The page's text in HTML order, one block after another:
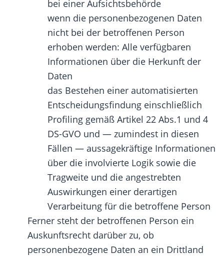
bei einer Aufsichtsbehörde
wenn die personenbezogenen Daten
nicht bei der betroffenen Person
erhoben werden: Alle verfügbaren
Informationen über die Herkunft der
Daten
das Bestehen einer automatisierten
Entscheidungsfindung einschließlich
Profiling gemäß Artikel 22 Abs.1 und 4
DS-GVO und — zumindest in diesen
Fällen — aussagekräftige Informationen
über die involvierte Logik sowie die
Tragweite und die angestrebten
Auswirkungen einer derartigen
Verarbeitung für die betroffene Person
Ferner steht der betroffenen Person ein
Auskunftsrecht darüber zu, ob
personenbezogene Daten an ein Drittland